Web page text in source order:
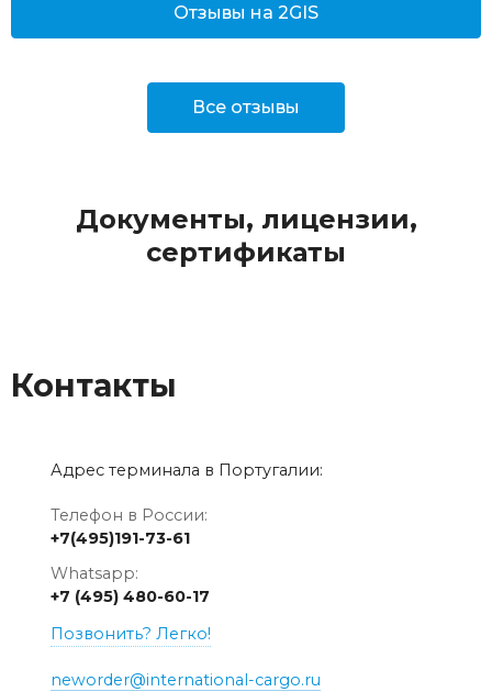
Отзывы на 2GIS
Все отзывы
Документы, лицензии,
сертификаты
Контакты
Адрес терминала в Португалии:
Телефон в России:
+7(495)191-73-61
Whatsapp:
+7 (495) 480-60-17
Позвонить? Легко!
neworder@international-cargo.ru